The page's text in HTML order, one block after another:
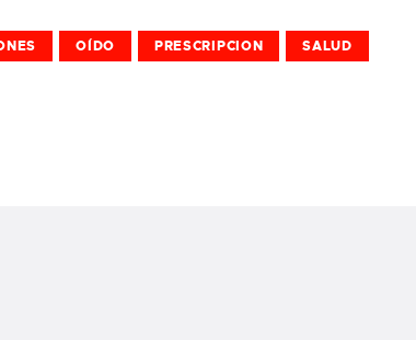
OÍDO PRESCRIPCION SALUD